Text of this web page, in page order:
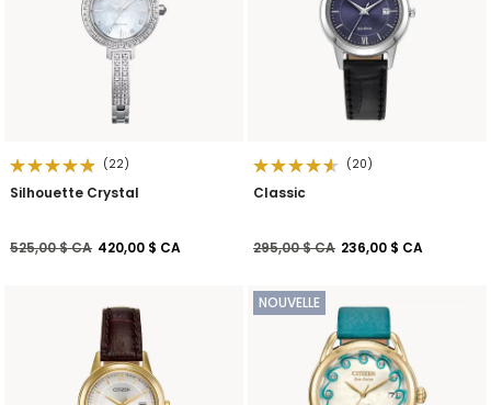
(22)
Silhouette Crystal
Prix réduit de
525,00 $ CAà420,00 $ CA
(20)
Classic
Prix réduit de
295,00 $ CAà236,00 $ CA
NOUVELLE